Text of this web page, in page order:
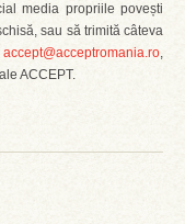
media propriile povești
sau să trimită câteva
accept@acceptromania.ro,
ACCEPT.